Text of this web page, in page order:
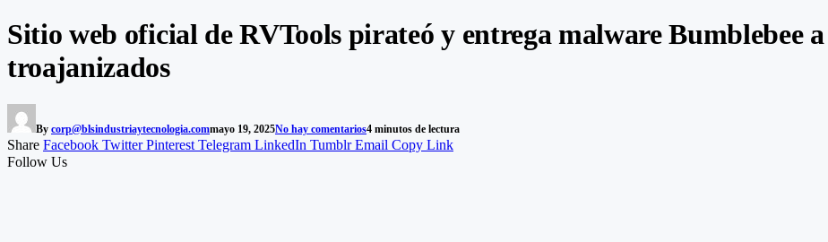
Sitio web oficial de RVTools pirateó y entrega malware Bumblebee
troajanizados
By corp@blsindustriaytecnologia.commayo 19, 2025No hay comentarios4 minutos de lectura
Share Facebook Twitter Pinterest Telegram LinkedIn Tumblr Email Copy Link
Follow Us